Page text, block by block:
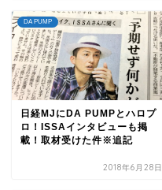
DA PUMP
日経MJにDA PUMPとハロプ
ロ！ISSAインタビューも掲
載！取材受けた件※追記
2018年6月28日